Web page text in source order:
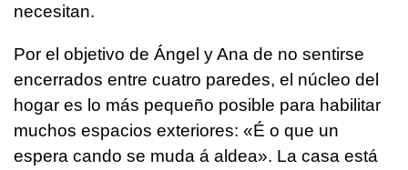
necesitan.
Por el objetivo de Ángel y Ana de no sentirse
encerrados entre cuatro paredes, el núcleo del
hogar es lo más pequeño posible para habilitar
muchos espacios exteriores: «É o que un
espera cando se muda á aldea». La casa está